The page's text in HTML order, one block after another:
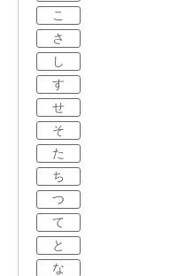
こ
さ
し
す
せ
そ
た
ち
つ
て
と
な